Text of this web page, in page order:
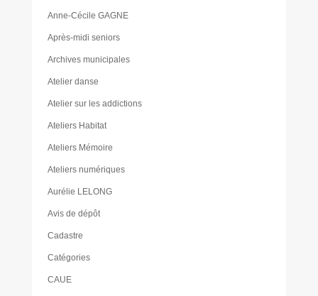
Anne-Cécile GAGNE
Après-midi seniors
Archives municipales
Atelier danse
Atelier sur les addictions
Ateliers Habitat
Ateliers Mémoire
Ateliers numériques
Aurélie LELONG
Avis de dépôt
Cadastre
Catégories
CAUE